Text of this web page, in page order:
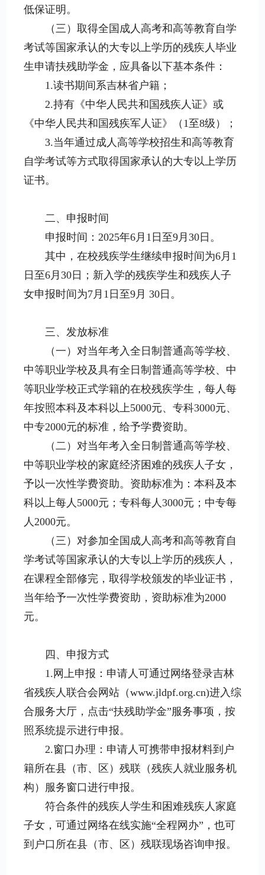
低保证明。
（三）取得全国成人高考和高等教育自学
考试等国家承认的大专以上学历的残疾人毕业
生申请扶残助学金，应具备以下基本条件：
1.读书期间系吉林省户籍；
2.持有《中华人民共和国残疾人证》或
《中华人民共和国残疾军人证》（1至8级）；
3.当年通过成人高等学校招生和高等教育
自学考试等方式取得国家承认的大专以上学历
证书。
二、申报时间
申报时间：2025年6月1日至9月30日。
其中，在校残疾学生继续申报时间为6月1
日至6月30日；新入学的残疾学生和残疾人子
女申报时间为7月1日至9月 30日。
三、发放标准
（一）对当年考入全日制普通高等学校、
中等职业学校及具有全日制普通高等学校、中
等职业学校正式学籍的在校残疾学生，每人每
年按照本科及本科以上5000元、专科3000元、
中专2000元的标准，给予学费资助。
（二）对当年考入全日制普通高等学校、
中等职业学校的家庭经济困难的残疾人子女，
予以一次性学费资助。资助标准为：本科及本
科以上每人5000元；专科每人3000元；中专每
人2000元。
（三）对参加全国成人高考和高等教育自
学考试等国家承认的大专以上学历的残疾人，
在课程全部修完，取得学校颁发的毕业证书，
当年给予一次性学费资助，资助标准为2000
元。
四、申报方式
1.网上申报：申请人可通过网络登录吉林
省残疾人联合会网站（www.jldpf.org.cn)进入综
合服务大厅，点击“扶残助学金”服务事项，按
照系统提示进行申报。
2.窗口办理：申请人可携带申报材料到户
籍所在县（市、区）残联（残疾人就业服务机
构）服务窗口进行申报。
符合条件的残疾人学生和困难残疾人家庭
子女，可通过网络在线实施“全程网办”，也可
到户口所在县（市、区）残联现场咨询申报。